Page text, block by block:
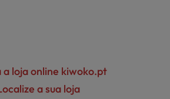
a loja online kiwoko.pt
a sua loja